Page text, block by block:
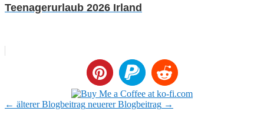
Teenagerurlaub 2026 Irland
← älterer Blogbeitrag neuerer Blogbeitrag →